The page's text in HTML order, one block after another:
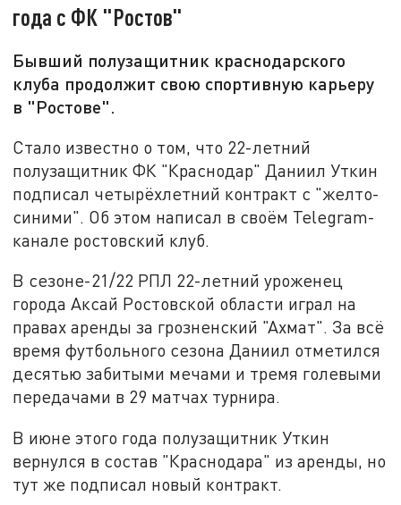
года с ФК "Ростов"
Бывший полузащитник краснодарского
клуба продолжит свою спортивную карьеру
в "Ростове".
Стало известно о том, что 22-летний
полузащитник ФК "Краснодар" Даниил Уткин
подписал четырёхлетний контракт с "желто-
синими". Об этом написал в своём Telegram-
канале ростовский клуб.
В сезоне-21/22 РПЛ 22-летний уроженец
города Аксай Ростовской области играл на
правах аренды за грозненский "Ахмат". За всё
время футбольного сезона Даниил отметился
десятью забитыми мечами и тремя голевыми
передачами в 29 матчах турнира.
В июне этого года полузащитник Уткин
вернулся в состав "Краснодара" из аренды, но
тут же подписал новый контракт.